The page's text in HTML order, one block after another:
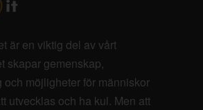
är en viktig del av vårt
skapar gemenskap,
och möjligheter för människor
utvecklas och ha kul. Men att